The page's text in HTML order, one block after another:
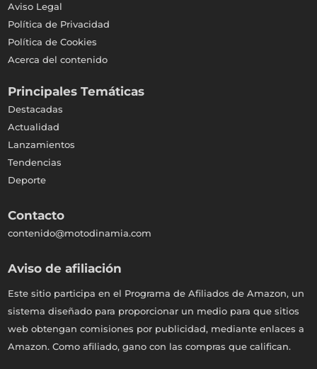
Aviso Legal
Política de Privacidad
Política de Cookies
Acerca del contenido
Principales Temáticas
Destacadas
Actualidad
Lanzamientos
Tendencias
Deporte
Contacto
contenido@motodinamia.com
Aviso de afiliación
Este sitio participa en el Programa de Afiliados de Amazon, un
sistema diseñado para proporcionar un medio para que sitios
web obtengan comisiones por publicidad, mediante enlaces a
Amazon. Como afiliado, gano con las compras que califican.